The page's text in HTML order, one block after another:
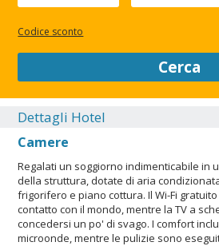
utilizzando i recapiti riportati sulla
soggiorna gratuitamente nella
utilizzando i letti presenti. Nelle
ammessi solo gli ospiti registrati. Le
servizio professionale. Animali non
Proprietario/responsabile di struttura
struttura usa un servizio di pulizie
vicinanze.
Codice sconto
Cerca
Dettagli Hotel
Camere
Regalati un soggiorno indimenticabile in
della struttura, dotate di aria
frigorifero e piano cottura. Il Wi-Fi
contatto con il mondo, mentre la TV a
concedersi un po' di svago. I comfort
microonde, mentre le pulizie sono